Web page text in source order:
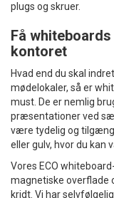
plugs og skruer.
Få
kontoret
Hvad end du skal
mødelokaler, så er
must. De er nemlig
præsentationer ved
være tydelig og
eller gulv, hvor du kan
Vores ECO
magnetiske overflade
kridt. Vi har